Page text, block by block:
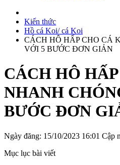
Kiến thức
Hồ cá Koi/ cá Koi
CÁCH HÔ HẤP CHO CÁ
VỚI 5 BƯỚC ĐƠN GIẢN
CÁCH HÔ
NHANH
BƯỚC ĐƠN
Ngày đăng: 15/10/2023 16:01 Cập
Mục lục bài viết